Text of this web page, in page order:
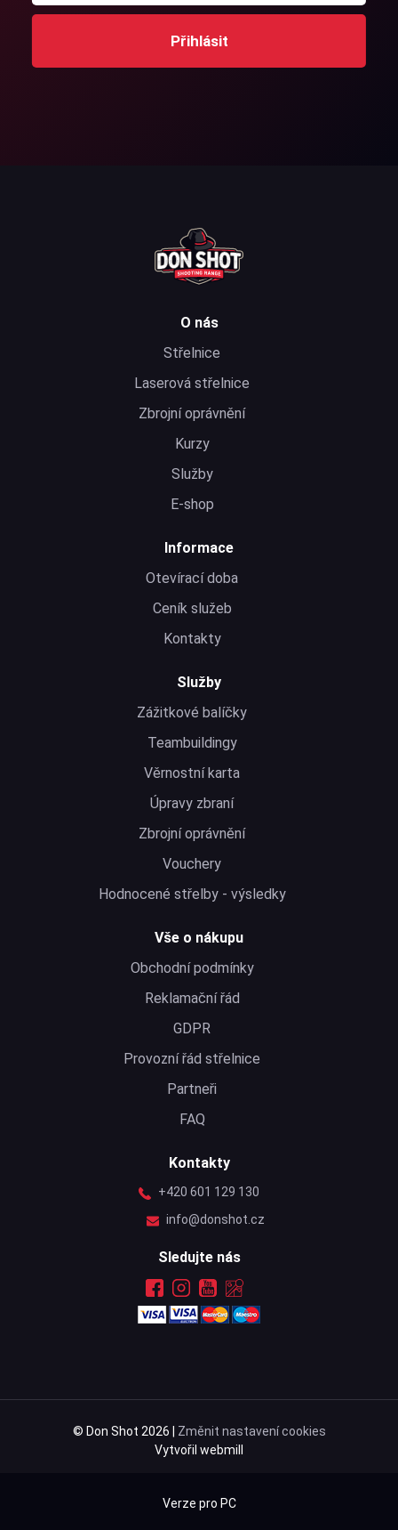
Přihlásit
O nás
Střelnice
Laserová střelnice
Zbrojní oprávnění
Kurzy
Služby
E-shop
Informace
Otevírací doba
Ceník služeb
Kontakty
Služby
Zážitkové balíčky
Teambuildingy
Věrnostní karta
Úpravy zbraní
Zbrojní oprávnění
Vouchery
Hodnocené střelby - výsledky
Vše o nákupu
Obchodní podmínky
Reklamační řád
GDPR
Provozní řád střelnice
Partneři
FAQ
Kontakty
+420 601 129 130
info@donshot.cz
Sledujte nás
© Don Shot 2026 | Změnit nastavení cookies
Vytvořil webmill
Verze pro PC